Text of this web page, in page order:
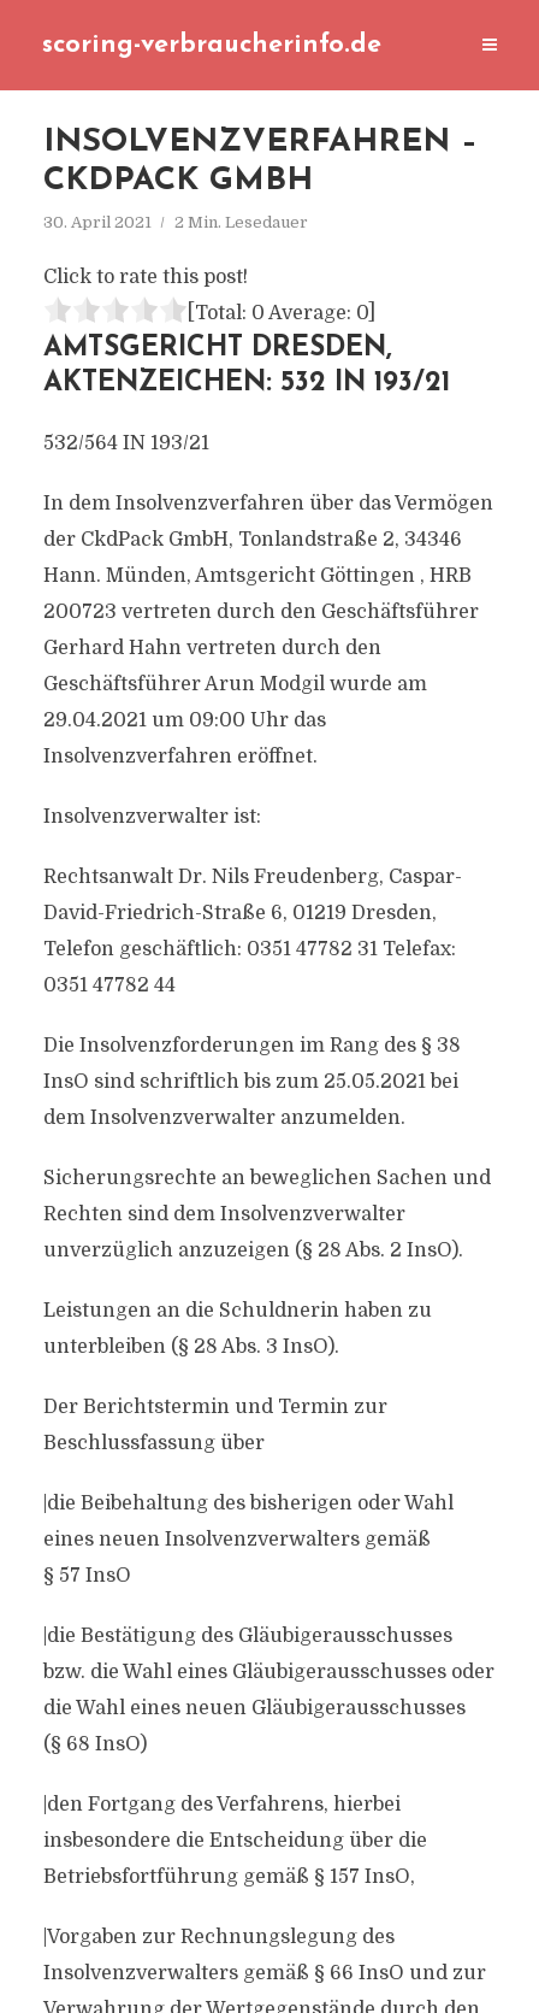
scoring-verbraucherinfo.de
INSOLVENZVERFAHREN –
CKDPACK GMBH
30. April 2021 2 Min. Lesedauer
Click to rate this post!
[Total: 0 Average: 0]
AMTSGERICHT DRESDEN,
AKTENZEICHEN: 532 IN 193/21
532/564 IN 193/21
In dem Insolvenzverfahren über das Vermögen
der CkdPack GmbH, Tonlandstraße 2, 34346
Hann. Münden, Amtsgericht Göttingen , HRB
200723 vertreten durch den Geschäftsführer
Gerhard Hahn vertreten durch den
Geschäftsführer Arun Modgil wurde am
29.04.2021 um 09:00 Uhr das
Insolvenzverfahren eröffnet.
Insolvenzverwalter ist:
Rechtsanwalt Dr. Nils Freudenberg, Caspar-
David-Friedrich-Straße 6, 01219 Dresden,
Telefon geschäftlich: 0351 47782 31 Telefax:
0351 47782 44
Die Insolvenzforderungen im Rang des § 38
InsO sind schriftlich bis zum 25.05.2021 bei
dem Insolvenzverwalter anzumelden.
Sicherungsrechte an beweglichen Sachen und
Rechten sind dem Insolvenzverwalter
unverzüglich anzuzeigen (§ 28 Abs. 2 InsO).
Leistungen an die Schuldnerin haben zu
unterbleiben (§ 28 Abs. 3 InsO).
Der Berichtstermin und Termin zur
Beschlussfassung über
|die Beibehaltung des bisherigen oder Wahl
eines neuen Insolvenzverwalters gemäß
§ 57 InsO
|die Bestätigung des Gläubigerausschusses
bzw. die Wahl eines Gläubigerausschusses oder
die Wahl eines neuen Gläubigerausschusses
(§ 68 InsO)
|den Fortgang des Verfahrens, hierbei
insbesondere die Entscheidung über die
Betriebsfortführung gemäß § 157 InsO,
|Vorgaben zur Rechnungslegung des
Insolvenzverwalters gemäß § 66 InsO und zur